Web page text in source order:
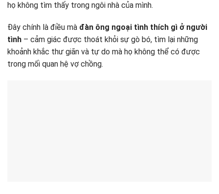
họ không tìm thấy trong ngôi nhà của mình.
Đây chính là điều mà đàn ông ngoại tình thích gì ở người
tình – cảm giác được thoát khỏi sự gò bó, tìm lại những
khoảnh khắc thư giãn và tự do mà họ không thể có được
trong mối quan hệ vợ chồng.